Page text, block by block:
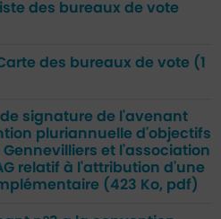
des bureaux de vote
des bureaux de vote (1
signature de l'avenant
pluriannuelle d'objectifs
et l'association
relatif à l'attribution d'une
(423 Ko, pdf)